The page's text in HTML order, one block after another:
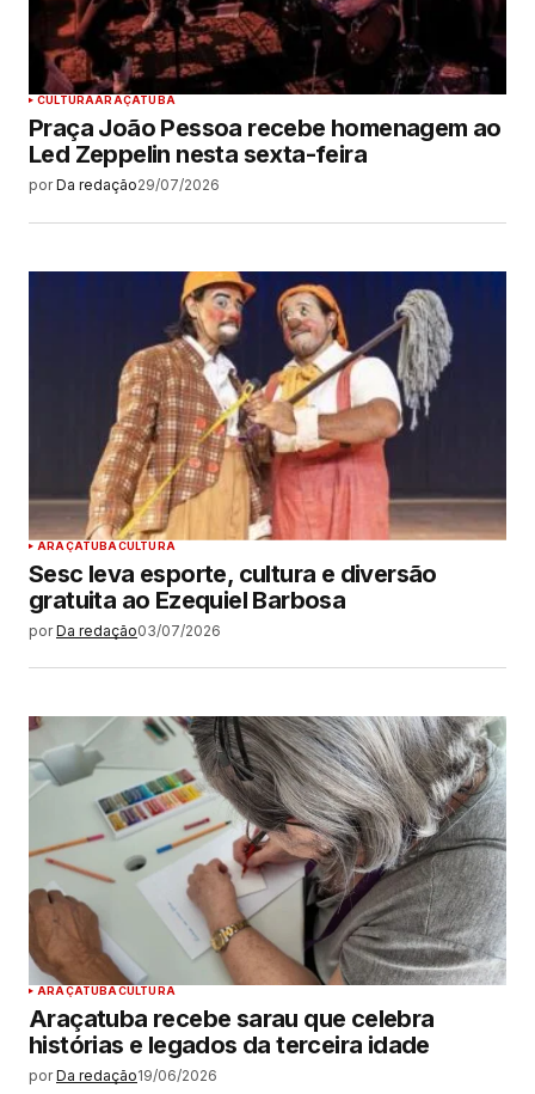
CULTURAARAÇATUBA
Praça João Pessoa recebe homenagem ao
Led Zeppelin nesta sexta-feira
por Da redação29/07/2026
ARAÇATUBACULTURA
Sesc leva esporte, cultura e diversão
gratuita ao Ezequiel Barbosa
por Da redação03/07/2026
ARAÇATUBACULTURA
Araçatuba recebe sarau que celebra
histórias e legados da terceira idade
por Da redação19/06/2026